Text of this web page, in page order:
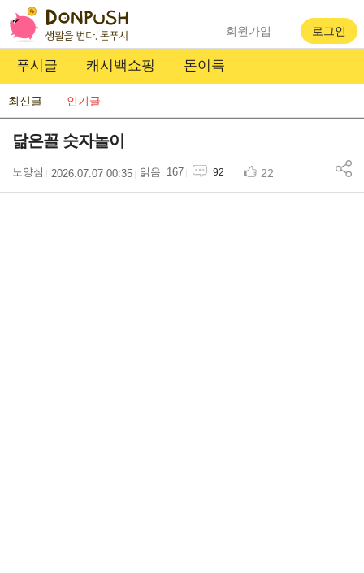
푸시글 캐시백쇼핑 돈이득
회원가입 로그인
최신글 인기글
닮은꼴 숫자놀이
노양심 2026.07.07 00:35 167 92 22